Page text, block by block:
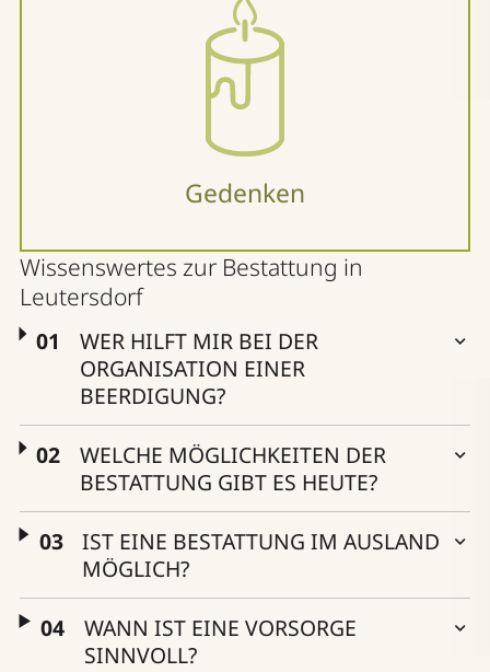
Gedenken
Wissenswertes zur Bestattung in
Leutersdorf
WER HILFT MIR BEI DER
ORGANISATION EINER
BEERDIGUNG?
WELCHE MÖGLICHKEITEN DER
BESTATTUNG GIBT ES HEUTE?
IST EINE BESTATTUNG IM AUSLAND
MÖGLICH?
WANN IST EINE VORSORGE
SINNVOLL?